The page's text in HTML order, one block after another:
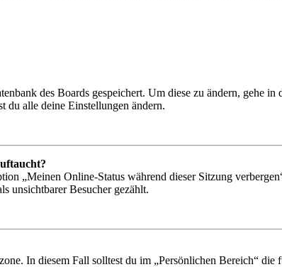
des Boards gespeichert. Um diese zu ändern, gehe
du alle deine Einstellungen ändern.
„Meinen Online-Status während dieser Sitzung
unsichtbarer Besucher gezählt.
In diesem Fall solltest du im „Persönlichen Bereich“